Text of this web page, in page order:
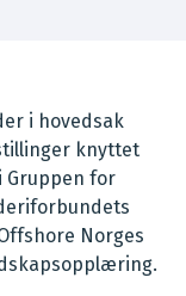
i hovedsak
knyttet
for
Norges